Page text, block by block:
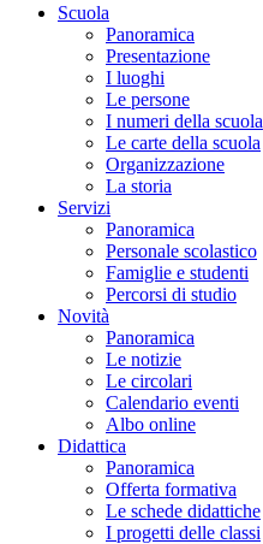
Scuola
Panoramica
Presentazione
I luoghi
Le persone
I numeri della scuola
Le carte della scuola
Organizzazione
La storia
Servizi
Panoramica
Personale scolastico
Famiglie e studenti
Percorsi di studio
Novità
Panoramica
Le notizie
Le circolari
Calendario eventi
Albo online
Didattica
Panoramica
Offerta formativa
Le schede didattiche
I progetti delle classi